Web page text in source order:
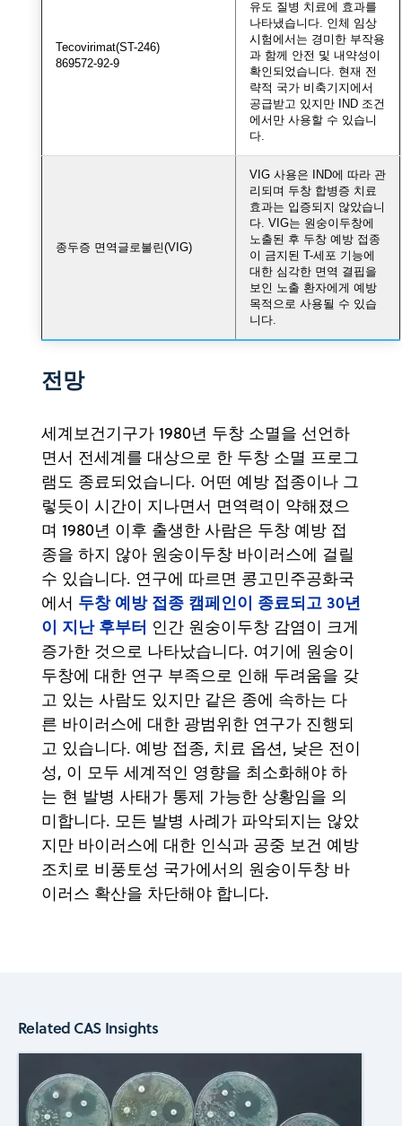
Tecovirimat(ST-246)
869572-92-9
유도 질병 치료에 효과를
나타냈습니다. 인체 임상
시험에서는 경미한 부작용
과 함께 안전 및 내약성이
확인되었습니다. 현재 전
략적 국가 비축기지에서
공급받고 있지만 IND 조건
에서만 사용할 수 있습니
다.
종두증 면역글로불린(VIG)
VIG 사용은 IND에 따라 관
리되며 두창 합병증 치료
효과는 입증되지 않았습니
다. VIG는 원숭이두창에
노출된 후 두창 예방 접종
이 금지된 T-세포 기능에
대한 심각한 면역 결핍을
보인 노출 환자에게 예방
목적으로 사용될 수 있습
니다.
전망
세계보건기구가 1980년 두창 소멸을 선언하
면서 전세계를 대상으로 한 두창 소멸 프로그
램도 종료되었습니다. 어떤 예방 접종이나 그
렇듯이 시간이 지나면서 면역력이 약해졌으
며 1980년 이후 출생한 사람은 두창 예방 접
종을 하지 않아 원숭이두창 바이러스에 걸릴
수 있습니다. 연구에 따르면 콩고민주공화국
에서 두창 예방 접종 캠페인이 종료되고 30년
이 지난 후부터 인간 원숭이두창 감염이 크게
증가한 것으로 나타났습니다. 여기에 원숭이
두창에 대한 연구 부족으로 인해 두려움을 갖
고 있는 사람도 있지만 같은 종에 속하는 다
른 바이러스에 대한 광범위한 연구가 진행되
고 있습니다. 예방 접종, 치료 옵션, 낮은 전이
성, 이 모두 세계적인 영향을 최소화해야 하
는 현 발병 사태가 통제 가능한 상황임을 의
미합니다. 모든 발병 사례가 파악되지는 않았
지만 바이러스에 대한 인식과 공중 보건 예방
조치로 비풍토성 국가에서의 원숭이두창 바
이러스 확산을 차단해야 합니다.
Related CAS Insights